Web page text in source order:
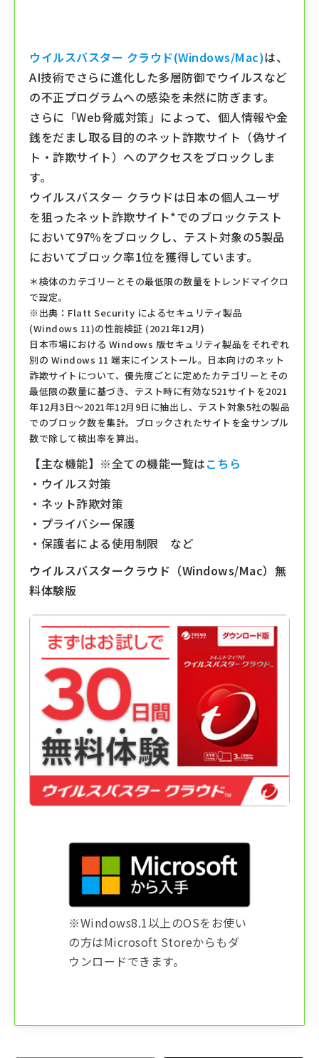
ウイルスバスター クラウド(Windows/Mac)は、
AI技術でさらに進化した多層防御でウイルスなど
の不正プログラムへの感染を未然に防ぎます。
さらに「Web脅威対策」によって、個人情報や金
銭をだまし取る目的のネット詐欺サイト（偽サイ
ト・詐欺サイト）へのアクセスをブロックしま
す。
ウイルスバスター クラウドは⽇本の個人ユーザ
を狙ったネット詐欺サイト*でのブロックテスト
において97％をブロックし、テスト対象の5製品
においてブロック率1位を獲得しています。
＊検体のカテゴリーとその最低限の数量をトレンドマイクロ
で設定。
※出典：Flatt Security によるセキュリティ製品
(Windows 11)の性能検証 (2021年12⽉)
⽇本市場における Windows 版セキュリティ製品をそれぞれ
別の Windows 11 端末にインストール。⽇本向けのネット
詐欺サイトについて、優先度ごとに定めたカテゴリーとその
最低限の数量に基づき、テスト時に有効な521サイトを2021
年12⽉3⽇〜2021年12⽉9⽇に抽出し、テスト対象5社の製品
でのブロック数を集計。ブロックされたサイトを全サンプル
数で除して検出率を算出。
【主な機能】※全ての機能一覧はこちら
・ウイルス対策
・ネット詐欺対策
・プライバシー保護
・保護者による使用制限 など
ウイルスバスタークラウド（Windows/Mac）無
料体験版
※Windows8.1以上のOSをお使い
の方はMicrosoft Storeからもダ
ウンロードできます。